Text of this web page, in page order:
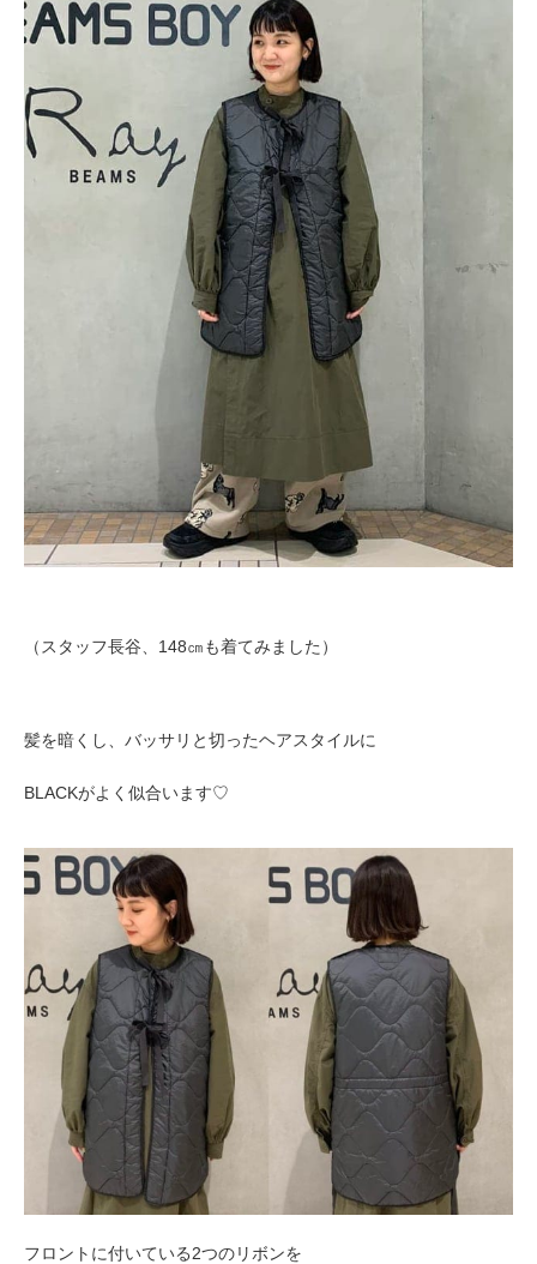
（スタッフ長谷、148㎝も着てみました）
髪を暗くし、バッサリと切ったヘアスタイルに
BLACKがよく似合います♡
フロントに付いている2つのリボンを